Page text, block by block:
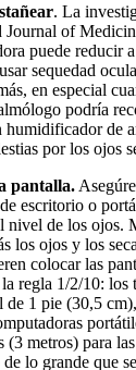
. La
of
puede reducir
sequedad
en especial
podría
humidificador de
por los ojos
pantalla.
escritorio o
nivel de los ojos.
los ojos y los
colocar las
la regla 1/2/10:
de 1 pie (30,5
(3 metros) para
lo grande que